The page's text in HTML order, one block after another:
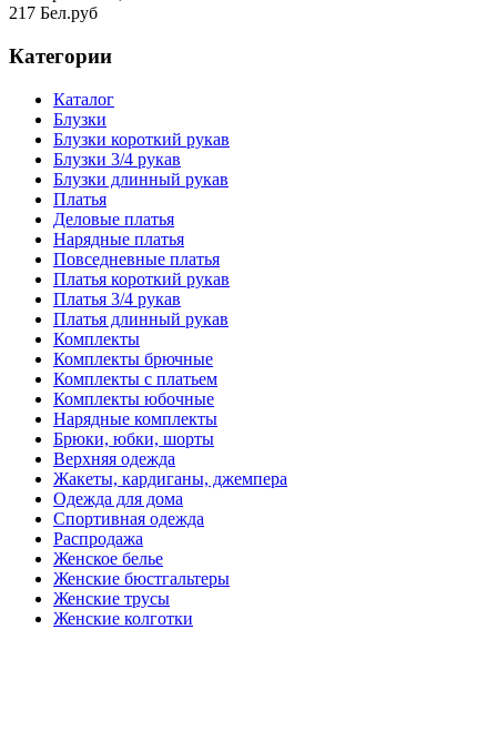
217 Бел.руб
Категории
Каталог
Блузки
Блузки короткий рукав
Блузки 3/4 рукав
Блузки длинный рукав
Платья
Деловые платья
Нарядные платья
Повседневные платья
Платья короткий рукав
Платья 3/4 рукав
Платья длинный рукав
Комплекты
Комплекты брючные
Комплекты с платьем
Комплекты юбочные
Нарядные комплекты
Брюки, юбки, шорты
Верхняя одежда
Жакеты, кардиганы, джемпера
Одежда для дома
Спортивная одежда
Распродажа
Женское белье
Женские бюстгальтеры
Женские трусы
Женские колготки